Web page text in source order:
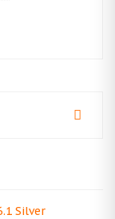
Silver